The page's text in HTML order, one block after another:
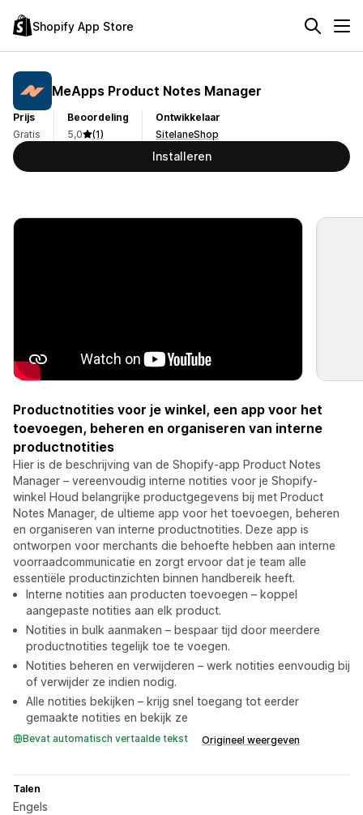
Shopify App Store
MeApps Product Notes Manager
Prijs
Gratis
Beoordeling
5,0
(1)
Ontwikkelaar
SitelaneShop
Installeren
Productnotities voor je winkel, een app voor het
toevoegen, beheren en organiseren van interne
productnotities
Hier is de beschrijving van de Shopify-app Product Notes
Manager – vereenvoudig interne notities voor je Shopify-
winkel Houd belangrijke productgegevens bij met Product
Notes Manager, de ultieme app voor het toevoegen, beheren
en organiseren van interne productnotities. Deze app is
ontworpen voor merchants die behoefte hebben aan interne
voorraadcommunicatie en zorgt ervoor dat je team alle
essentiële productinzichten binnen handbereik heeft.
Interne notities aan producten toevoegen – koppel
aangepaste notities aan elk product.
Notities in bulk aanmaken – bespaar tijd door meerdere
productnotities tegelijk toe te voegen.
Notities beheren en verwijderen – werk notities eenvoudig bij
of verwijder ze indien nodig.
Alle notities bekijken – krijg snel toegang tot eerder
gemaakte notities en bekijk ze
Bevat automatisch vertaalde tekst Origineel weergeven
Talen
Engels